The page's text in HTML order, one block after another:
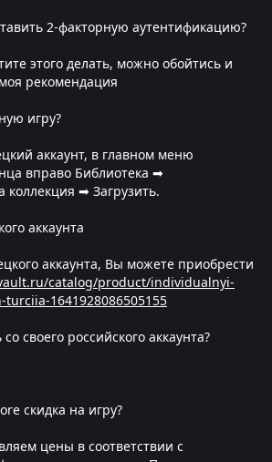
2-факторную аутентификацию?
этого делать, можно обойтись и
рекомендация
игру?
аккаунт, в главном меню
вправо Библиотека ➡
➡ Загрузить.
аккаунта
аккаунта, Вы можете приобрести
catalog/product/individualnyi-
1641928086505155
своего российского аккаунта?
скидка на игру?
цены в соответствии с